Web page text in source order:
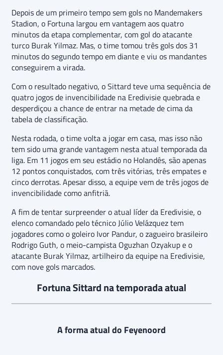
Depois de um primeiro tempo sem gols no Mandemakers
Stadion, o Fortuna largou em vantagem aos quatro
minutos da etapa complementar, com gol do atacante
turco Burak Yilmaz. Mas, o time tomou três gols dos 31
minutos do segundo tempo em diante e viu os mandantes
conseguirem a virada.
Com o resultado negativo, o Sittard teve uma sequência de
quatro jogos de invencibilidade na Eredivisie quebrada e
desperdiçou a chance de entrar na metade de cima da
tabela de classificação.
Nesta rodada, o time volta a jogar em casa, mas isso não
tem sido uma grande vantagem nesta atual temporada da
liga. Em 11 jogos em seu estádio no Holandês, são apenas
12 pontos conquistados, com três vitórias, três empates e
cinco derrotas. Apesar disso, a equipe vem de três jogos de
invencibilidade como anfitriã.
A fim de tentar surpreender o atual líder da Eredivisie, o
elenco comandado pelo técnico Júlio Velázquez tem
jogadores como o goleiro Ivor Pandur, o zagueiro brasileiro
Rodrigo Guth, o meio-campista Oguzhan Ozyakup e o
atacante Burak Yilmaz, artilheiro da equipe na Eredivisie,
com nove gols marcados.
Fortuna Sittard na temporada atual
A forma atual do Feyenoord